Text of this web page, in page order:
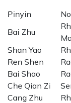
Pinyin
Bai Zhu
Shan Yao
Ren Shen
Bai Shao
Che Qian Zi
Cang Zhu